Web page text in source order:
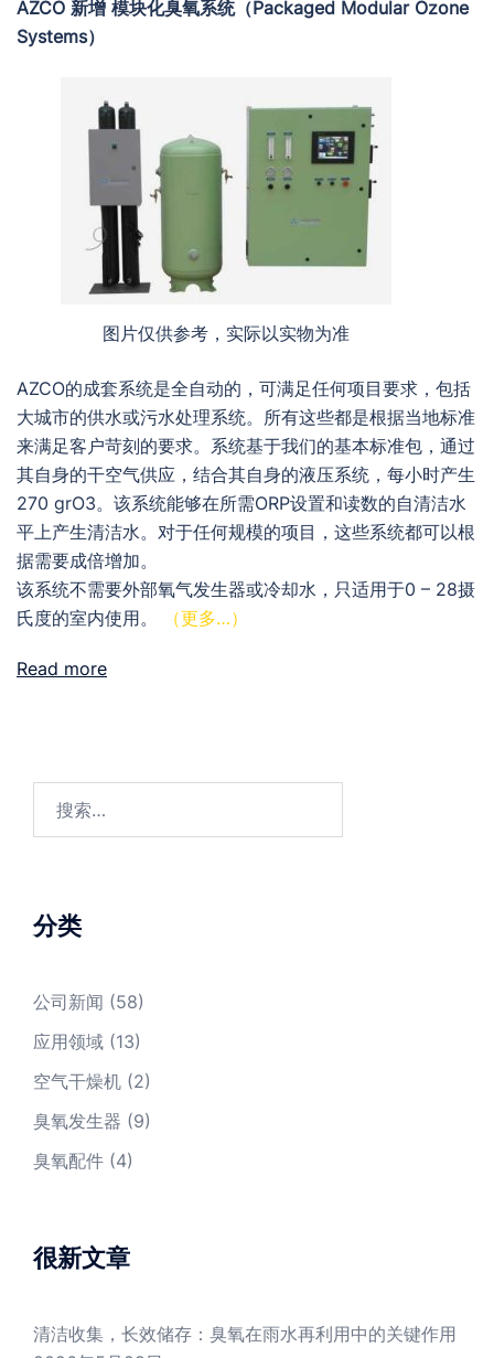
AZCO 新增 模块化臭氧系统（Packaged Modular Ozone
Systems）
图片仅供参考，实际以实物为准
AZCO的成套系统是全自动的，可满足任何项目要求，包括
大城市的供水或污水处理系统。所有这些都是根据当地标准
来满足客户苛刻的要求。系统基于我们的基本标准包，通过
其自身的干空气供应，结合其自身的液压系统，每小时产生
270 grO3。该系统能够在所需ORP设置和读数的自清洁水
平上产生清洁水。对于任何规模的项目，这些系统都可以根
据需要成倍增加。
该系统不需要外部氧气发生器或冷却水，只适用于0 – 28摄
氏度的室内使用。
（更多…）
Read more
索：
分类
公司新闻 (58)
应用领域 (13)
空气干燥机 (2)
臭氧发生器 (9)
臭氧配件 (4)
很新文章
清洁收集，长效储存：臭氧在雨水再利用中的关键作用